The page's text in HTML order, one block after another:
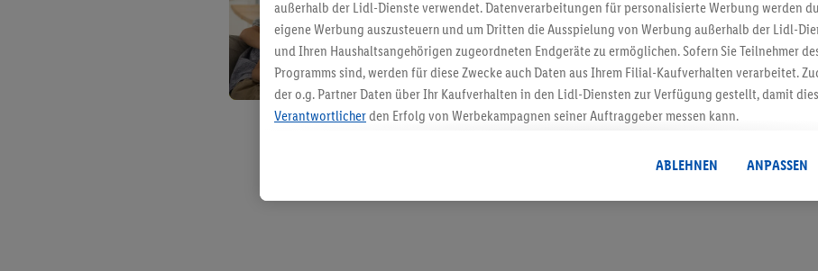
Gutschein sichern!
außerhalb der Lidl-Dienste verwendet. Datenverarbeitungen für personalisierte Werbung werden
eigene Werbung auszusteuern und um Dritten die Ausspielung von Werbung außerhalb der Lidl-
und Ihren Haushaltsangehörigen zugeordneten Endgeräte zu ermöglichen. Sofern Sie Teilnehmer
Programms sind, werden für diese Zwecke auch Daten aus Ihrem Filial-Kaufverhalten verarbeitet.
der o.g. Partner Daten über Ihr Kaufverhalten in den Lidl-Diensten zur Verfügung gestellt, damit
Verantwortlicherden Erfolg von Werbekampagnen seiner Auftraggeber messen kann.
angereicherten Profilen. Dies umfasst die Zusammenführung von Daten (z.B. über Ihre Nutzung der
Kaufverhalten in den Lidl-Diensten, Informationen aus Ihrem Kundenkonto - z.B. Alter oder
genauen Standortdaten) auch über verschiedene Endgeräte und Lidl-Dienste hinweg einschließlich
ABLEHNEN ANPASSEN